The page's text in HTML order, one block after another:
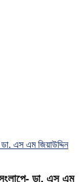
ডা. এস এম